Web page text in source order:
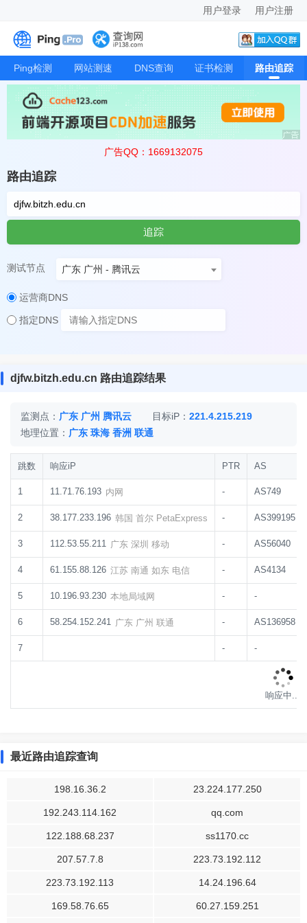
用户登录 用户注册
Ping检测 网站测速 DNS查询 证书检测 路由追踪
广告QQ：1669132075
路由追踪
追踪
测试节点 广东 广州 - 腾讯云
运营商DNS
指定DNS
djfw.bitzh.edu.cn 路由追踪结果
监测点： 广东 广州 腾讯云 目标iP： 221.4.215.219
地理位置： 广东 珠海 香洲 联通
跳数 响应iP PTR AS
响应中...
1 11.71.76.193 内网 - AS749
2 38.177.233.196 韩国 首尔 PetaExpress - AS399195
3 112.53.55.211 广东 深圳 移动 - AS56040
4 61.155.88.126 江苏 南通 如东 电信 - AS4134
5 10.196.93.230 本地局域网 - -
6 58.254.152.241 广东 广州 联通 - AS136958
7 - -
最近路由追踪查询
198.16.36.2 23.224.177.250
192.243.114.162 qq.com
122.188.68.237 ss1170.cc
207.57.7.8 223.73.192.112
223.73.192.113 14.24.196.64
169.58.76.65 60.27.159.251